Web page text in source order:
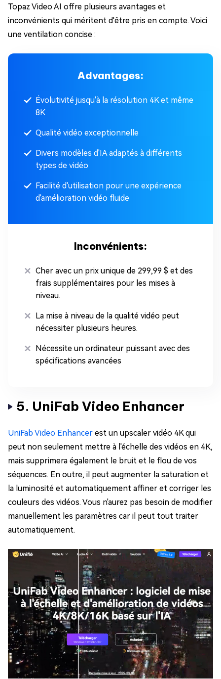
Topaz Video AI offre plusieurs avantages et
inconvénients qui méritent d'être pris en compte. Voici
une ventilation concise :
Advantages:
Évolutivité jusqu'à la résolution 4K et même
8K
Qualité vidéo exceptionnelle
Divers modèles d'IA adaptés à différents
types de vidéo
Facilité d'utilisation pour une expérience
d'amélioration vidéo fluide
Inconvénients:
Cher avec un prix unique de 299,99 $ et des
frais supplémentaires pour les mises à
niveau.
La mise à niveau de la qualité vidéo peut
nécessiter plusieurs heures.
Nécessite un ordinateur puissant avec des
spécifications avancées
5. UniFab Video Enhancer
UniFab Video Enhancer est un upscaler vidéo 4K qui
peut non seulement mettre à l'échelle des vidéos en 4K,
mais supprimera également le bruit et le flou de vos
séquences. En outre, il peut augmenter la saturation et
la luminosité et automatiquement affiner et corriger les
couleurs des vidéos. Vous n'aurez pas besoin de modifier
manuellement les paramètres car il peut tout traiter
automatiquement.